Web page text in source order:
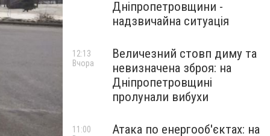
Дніпропетровщини -
надзвичайна ситуація
Величезний стовп диму та
невизначена зброя: на
Дніпропетровщині
пролунали вибухи
12:13
Вчора
Атака по енергооб'єктах: на
11:00